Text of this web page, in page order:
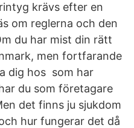
krävs efter en
om reglerna och den
du har mist din rätt
men fortfarande
dig hos som har
du som företagare
det finns ju sjukdom
hur fungerar det då